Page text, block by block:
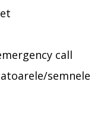
call
semnele